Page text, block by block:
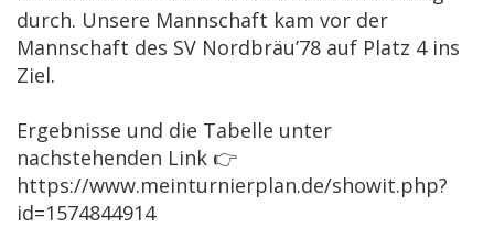
durch. Unsere Mannschaft kam vor der
Mannschaft des SV Nordbräu’78 auf Platz 4 ins
Ziel.
Ergebnisse und die Tabelle unter
nachstehenden Link 👉
https://www.meinturnierplan.de/showit.php?
id=1574844914